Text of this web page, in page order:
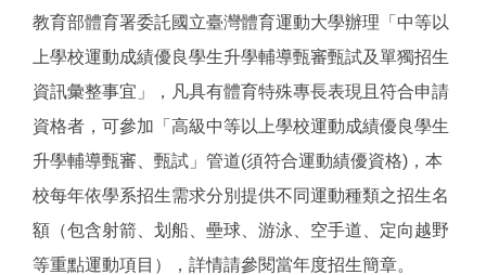
寒假轉學考
暑假轉學考
智慧暨永續農業學士學位學程公費專班
學士後護理學系招生
教育部體育署委託國立臺灣體育運動大學辦理「中等以
上學校運動成績優良學生升學輔導甄審甄試及單獨招生
資訊彙整事宜」，凡具有體育特殊專長表現且符合申請
資格者，可參加「高級中等以上學校運動成績優良學生
升學輔導甄審、甄試」管道(須符合運動績優資格)，本
校每年依學系招生需求分別提供不同運動種類之招生名
額（包含射箭、划船、壘球、游泳、空手道、定向越野
等重點運動項目），詳情請參閱當年度招生簡章。